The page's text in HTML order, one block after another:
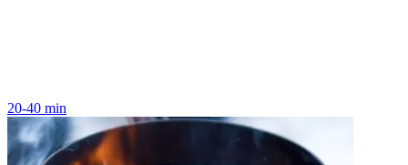
20-40 min